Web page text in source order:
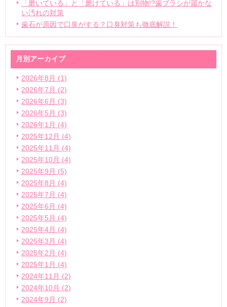
「磨いている」と「磨けている」は別物!?歯ブラシが届かな
い汚れの対策
歯石が原因で口臭がする？口臭対策も徹底解説！
月別アーカイブ
2026年8月 (1)
2026年7月 (2)
2026年6月 (3)
2026年5月 (3)
2026年1月 (4)
2025年12月 (4)
2025年11月 (4)
2025年10月 (4)
2025年9月 (5)
2025年8月 (4)
2025年7月 (4)
2025年6月 (4)
2025年5月 (4)
2025年4月 (4)
2025年3月 (4)
2025年2月 (4)
2025年1月 (4)
2024年11月 (2)
2024年10月 (2)
2024年9月 (2)